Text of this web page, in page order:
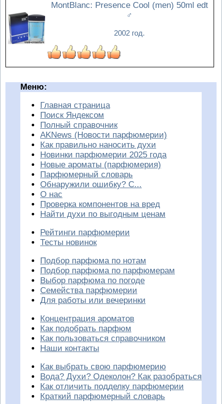
MontBlanc: Presence Cool (men) 50ml edt
♂
2002 год.
Меню:
Главная страница
Поиск Яндексом
Полный справочник
AKNews (Новости парфюмерии)
Как правильно наносить духи
Новинки парфюмерии 2025 года
Новые ароматы (парфюмерия)
Парфюмерный словарь
Обнаружили ошибку? С...
О нас
Проверка компонентов на вред
Найти духи по выгодным ценам
Рейтинги парфюмерии
Тесты новинок
Подбор парфюма по нотам
Подбор парфюма по парфюмерам
Выбор парфюма по погоде
Семейства парфюмерии
Для работы или вечеринки
Концентрация ароматов
Как подобрать парфюм
Как пользоваться справочником
Наши контакты
Как выбрать свою парфюмерию
Вода? Духи? Одеколон? Как разобраться
Как отличить подделку парфюмерии
Краткий парфюмерный словарь